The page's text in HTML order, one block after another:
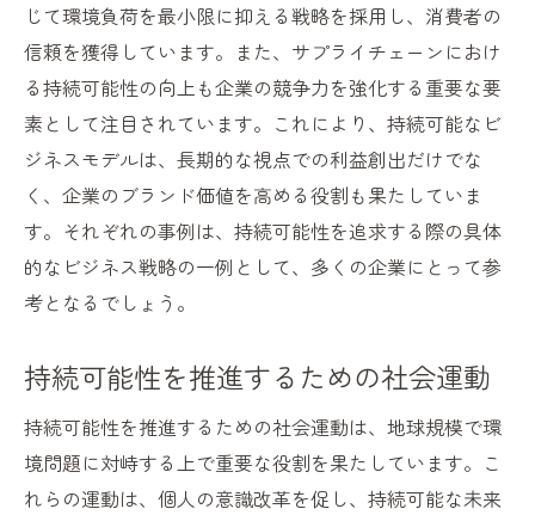
じて環境負荷を最小限に抑える戦略を採用し、消費者の
信頼を獲得しています。また、サプライチェーンにおけ
る持続可能性の向上も企業の競争力を強化する重要な要
素として注目されています。これにより、持続可能なビ
ジネスモデルは、長期的な視点での利益創出だけでな
く、企業のブランド価値を高める役割も果たしていま
す。それぞれの事例は、持続可能性を追求する際の具体
的なビジネス戦略の一例として、多くの企業にとって参
考となるでしょう。
持続可能性を推進するための社会運動
持続可能性を推進するための社会運動は、地球規模で環
境問題に対峙する上で重要な役割を果たしています。こ
れらの運動は、個人の意識改革を促し、持続可能な未来